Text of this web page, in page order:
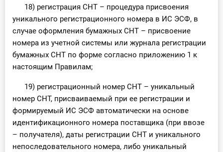
18) регистрация СНТ – процедура присвоения
уникального регистрационного номера в ИС ЭСФ, в
случае оформления бумажных СНТ – присвоение
номера из учетной системы или журнала регистрации
бумажных СНТ по форме согласно приложению 1 к
настоящим Правилам;
19) регистрационный номер СНТ – уникальный
номер СНТ, присваиваемый при ее регистрации и
формируемый ИС ЭСФ автоматически на основе
идентификационного номера поставщика (при ввозе
– получателя), даты регистрации СНТ и уникального
непоследовательного номера, либо уникальный